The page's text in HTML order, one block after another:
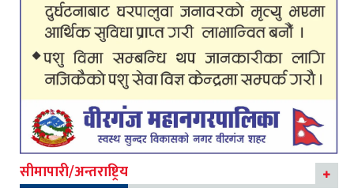
सीमापारी/अन्तराष्ट्रिय